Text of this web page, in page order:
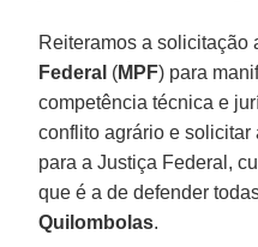
Reiteramos a solicitação
Federal (MPF) para
competência técnica e
conflito agrário e
para a Justiça Federal,
que é a de defender
Quilombolas.